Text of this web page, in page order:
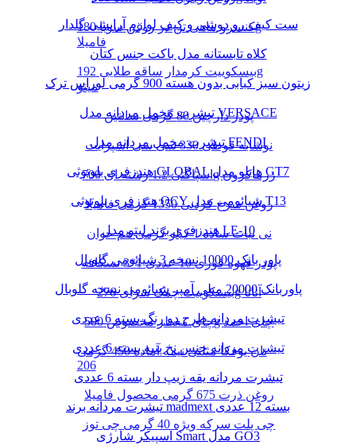
کنسرو ماهی تن در روغن سویا 180g
فامیلا
بیسکوییت کرمدار ساقه طلایی 192g
مینو
پودر دارچین 80 گرمی سانتین
نوشابه قوطی 330 سی سی اسپرایت
اسپاگتی 1.2 رشته ای 700g زرماکرون
روغن سرخ کردنی 1350 گرمی فامیلا
نی نبات ساده 1 کیلو گرمی هم خوان
پودر قهوه فوری 10 عددی 1*3 نسکافه
بیسکوییت چمک سرای 276g آناتا
چای معطر مخصوص 500g چای احمد
نان یوفکا مثلثی نیمه آماده 450 گرمی
206
روغن ذرت 675 گرمی محصول فامیلا
چی پلت سرکه ویژه 40 گرمی چی توز
ست کیف رو دوشی و کیف لوازم آرایشی گلدار
کلاه تابستانه مدل باکت جنس کتان
زیتون سبز کبابی بدون هسته 900 گرمی لوراس ترک
تیشرت مخمل مردانه مدل VERSACE
تیشرت مخمل مردانه مدل FENDI
هندزفری بلوتوثی GLOBAL هایلو مدل GT7
هندزفری بلوتوثی QCY شیائومی مدل T13
هندزفری برند لیتو مدل LE-10
پاور بانک 10000 نسخه 3 شیائومی گلوبال
پاوربانک 20000 میلی آمپر شیائومی نسخه گلوبال
تیشرت مردانه طرح دو رنگ بسته 6 عددی
تیشرت مردانه جنس نخ پنبه بسته 6 عددی
تیشرت مردانه یقه زیپ دار بسته 6 عددی
تیشرت مردانه برند madmext بسته 12 عددی
اسپیکر شارژی Smart مدل GO3